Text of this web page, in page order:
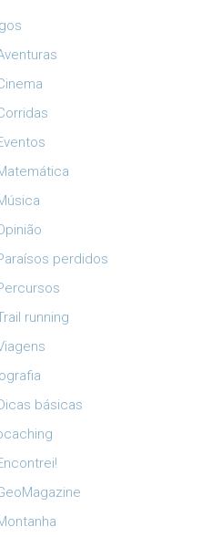
perdidos
running
básicas